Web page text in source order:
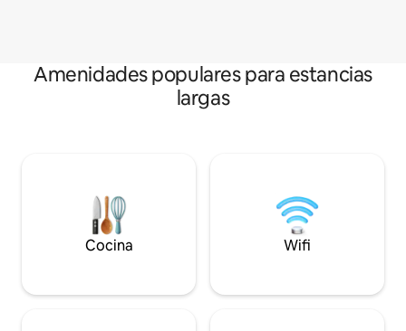
Amenidades populares para estancias
largas
Cocina Wifi